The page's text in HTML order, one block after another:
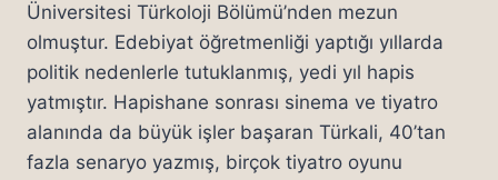
Üniversitesi Türkoloji Bölümü’nden mezun
olmuştur. Edebiyat öğretmenliği yaptığı yıllarda
politik nedenlerle tutuklanmış, yedi yıl hapis
yatmıştır. Hapishane sonrası sinema ve tiyatro
alanında da büyük işler başaran Türkali, 40’tan
fazla senaryo yazmış, birçok tiyatro oyunu